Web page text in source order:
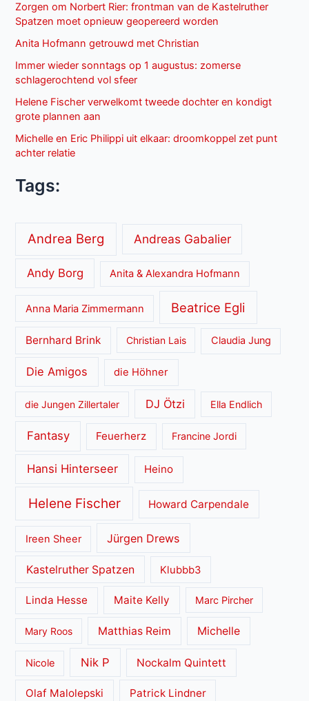
Zorgen om Norbert Rier: frontman van de Kastelruther
Spatzen moet opnieuw geopereerd worden
Anita Hofmann getrouwd met Christian
Immer wieder sonntags op 1 augustus: zomerse
schlagerochtend vol sfeer
Helene Fischer verwelkomt tweede dochter en kondigt
grote plannen aan
Michelle en Eric Philippi uit elkaar: droomkoppel zet punt
achter relatie
Tags:
Andrea Berg Andreas Gabalier
Andy Borg Anita & Alexandra Hofmann
Anna Maria Zimmermann Beatrice Egli
Bernhard Brink Christian Lais Claudia Jung
Die Amigos die Höhner
die Jungen Zillertaler DJ Ötzi Ella Endlich
Fantasy Feuerherz Francine Jordi
Hansi Hinterseer Heino
Helene Fischer Howard Carpendale
Ireen Sheer Jürgen Drews
Kastelruther Spatzen Klubbb3
Linda Hesse Maite Kelly Marc Pircher
Mary Roos Matthias Reim Michelle
Nicole Nik P Nockalm Quintett
Olaf Malolepski Patrick Lindner